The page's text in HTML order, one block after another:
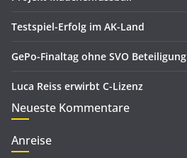
Testspiel-Erfolg im AK-Land
GePo-Finaltag ohne SVO Beteiligung
Luca Reiss erwirbt C-Lizenz
Neueste Kommentare
Anreise